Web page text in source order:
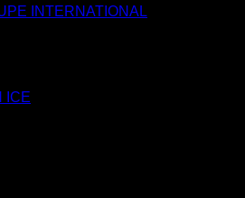
INTERNATIONAL
ICE